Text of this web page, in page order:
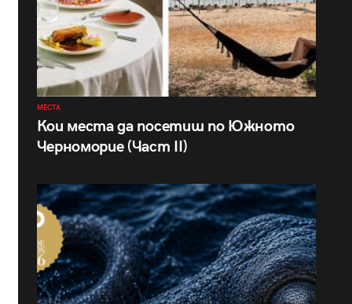
МЕСТА
Кои места да посетиш по Южното
Черноморие (Част II)